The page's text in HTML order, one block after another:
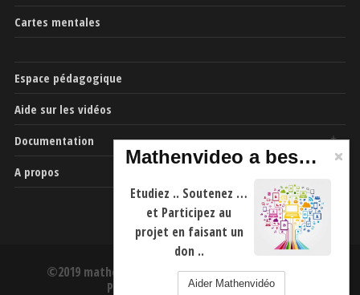
Cartes mentales
Espace pédagogique
Aide sur les vidéos
Documentation
A propos
©2019 mathenvideo.fr -CGU-Mentions Légales
Politique de confidentialité
Mathenvideo a besoin de vous
Etudiez .. Soutenez …
et Participez au
projet en faisant un
don ..
Aider Mathenvidéo